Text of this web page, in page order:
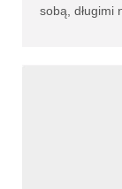
sobą, długimi